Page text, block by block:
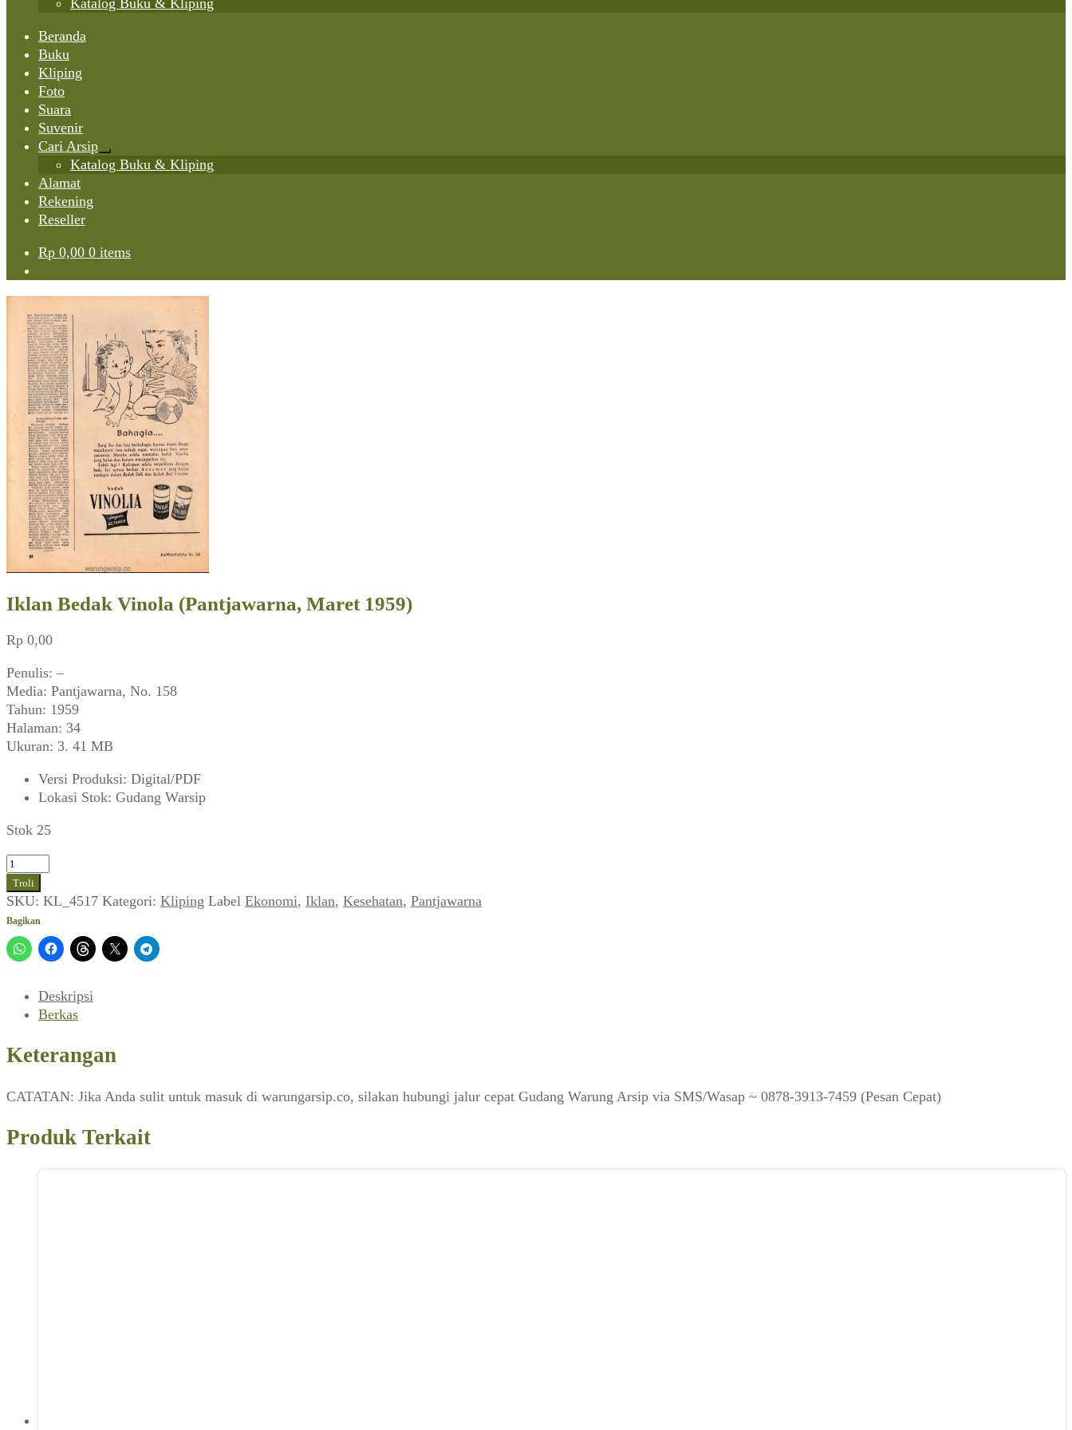
Katalog Buku & Kliping
Beranda
Buku
Kliping
Foto
Suara
Suvenir
Cari Arsip
Expand
child
Katalog Buku & Kliping
Alamat
Rekening
Reseller
Rp 0,00 0 items
Iklan Bedak Vinola (Pantjawarna, Maret 1959)
Rp 0,00
Penulis: –
Media: Pantjawarna, No. 158
Tahun: 1959
Halaman: 34
Ukuran: 3. 41 MB
Versi Produksi: Digital/PDF
Lokasi Stok: Gudang Warsip
Stok 25
Kuantitas
Iklan
Bedak
Vinola
(Pantjawarna,
Maret
Troli
SKU: KL_4517 Kategori: Kliping Label Ekonomi, Iklan, Kesehatan, Pantjawarna
Bagikan
Deskripsi
Berkas
Keterangan
CATATAN: Jika Anda sulit untuk masuk di warungarsip.co, silakan hubungi jalur cepat Gudang Warung Arsip via SMS/Wasap ~ 0878-3913-7459 (Pesan Cepat)
Produk Terkait